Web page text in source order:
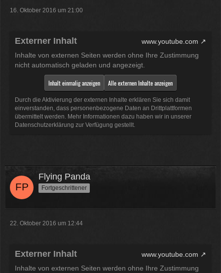
Ja bei mir sind es 130 € für
Woltlab und Plugins und Designs
auch so um locker flockig 50-60 €
ätzend, wie schnell alles
einem aus der Tasche gezogen
wird
McCracker007
Ja das ist echt wild. Vor allem
11:18
16. Oktober 2016 um 21:00
Externer Inhalt
www.youtube.com
Inhalte von externen Seiten werden ohne Ihre Zustimmung
nicht automatisch geladen und angezeigt.
Inhalt einmalig anzeigen Alle externen Inhalte anzeigen
Durch die Aktivierung der externen Inhalte erklären Sie sich damit
einverstanden, dass personenbezogene Daten an Drittplattformen
übermittelt werden. Mehr Informationen dazu haben wir in unserer
Datenschutzerklärung zur Verfügung gestellt.
Flying Panda
Fortgeschrittener
22. Oktober 2016 um 12:44
Externer Inhalt
www.youtube.com
Inhalte von externen Seiten werden ohne Ihre Zustimmung